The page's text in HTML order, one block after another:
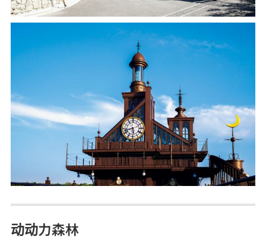
动动力森林